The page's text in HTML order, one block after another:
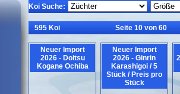
Koi Suche:
595 Koi Seite 10 von 60
Neuer Import
2026 - Doitsu
Kogane Ochiba
Neuer Import
2026 - Ginrin
Karashigoi / 5
Stück / Preis pro
Stück